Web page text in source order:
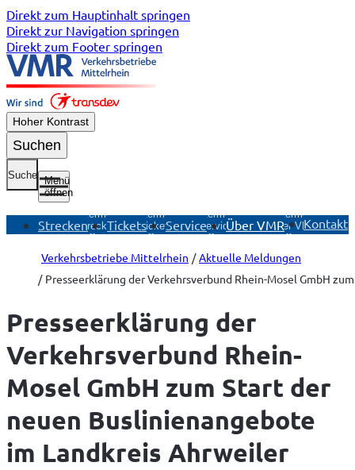
Direkt zum Hauptinhalt springen
Direkt zur Navigation springen
Direkt zum Footer springen
Hoher Kontrast
Suchen
Suche
Menü
öffnen
Strecken
Untermenü
Strecken
öffnen
Tickets
Untermenü
Tickets
öffnen
Service
Untermenü
Service
öffnen
Über VMR
Untermenü
Über VMR
öffnen
Kontakt
Verkehrsbetriebe Mittelrhein
Aktuelle Meldungen
Presseerklärung der Verkehrsverbund Rhein-Mosel GmbH
Presseerklärung der
Verkehrsverbund Rhein-
Mosel GmbH zum Start der
neuen Buslinienangebote
im Landkreis Ahrweiler